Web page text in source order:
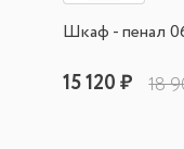
Шкаф - пенал
15 120 ₽ 18